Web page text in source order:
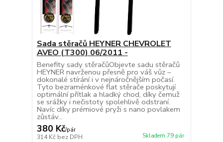
Sada stěračů HEYNER CHEVROLET
AVEO (T300) 06/2011 -
Benefity sady stěračůObjevte sadu stěračů
HEYNER navrženou přesně pro váš vůz –
dokonalé stírání i v nejnáročnějším počasí.
Tyto bezraménkové flat stěrače poskytují
optimální přítlak a hladký chod, díky čemuž
se srážky i nečistoty spolehlivě odstraní.
Navíc díky prémiové pryži s nano povlakem
zůstáv...
380 Kč/pár
314 Kč bez DPH Skladem 79 pár